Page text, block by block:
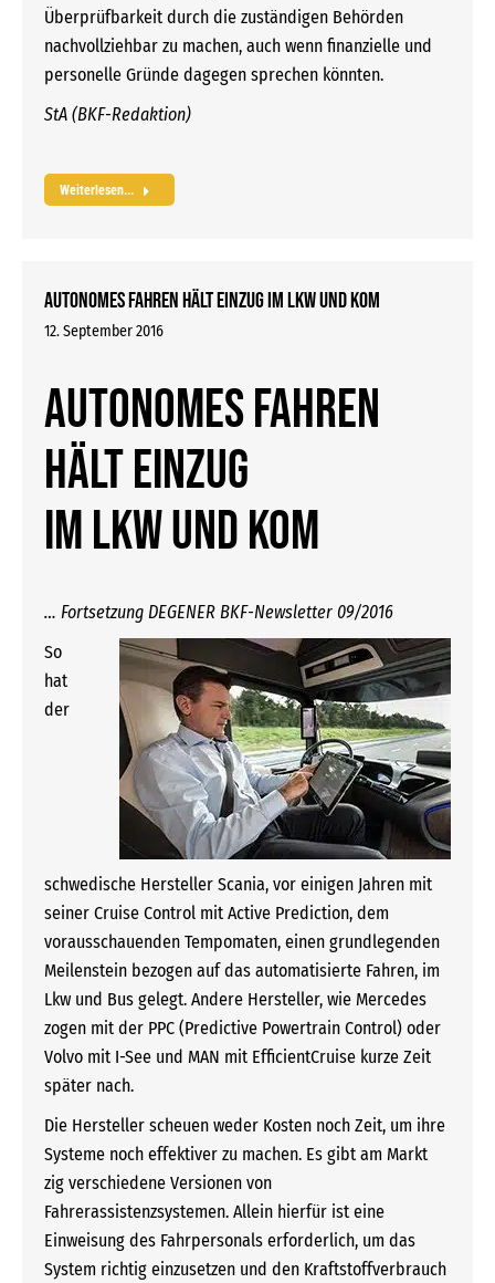
Überprüfbarkeit durch die zuständigen Behörden
nachvollziehbar zu machen, auch wenn finanzielle und
personelle Gründe dagegen sprechen könnten.
StA (BKF-Redaktion)
Weiterlesen...
Autonomes Fahren hält Einzug im LKW und KOM
12. September 2016
Autonomes Fahren
hält Einzug
im LKW und KOM
… Fortsetzung DEGENER BKF-Newsletter 09/2016
So
hat
der
schwedische Hersteller Scania, vor einigen Jahren mit
seiner Cruise Control mit Active Prediction, dem
vorausschauenden Tempomaten, einen grundlegenden
Meilenstein bezogen auf das automatisierte Fahren, im
Lkw und Bus gelegt. Andere Hersteller, wie Mercedes
zogen mit der PPC (Predictive Powertrain Control) oder
Volvo mit I-See und MAN mit EfficientCruise kurze Zeit
später nach.
Die Hersteller scheuen weder Kosten noch Zeit, um ihre
Systeme noch effektiver zu machen. Es gibt am Markt
zig verschiedene Versionen von
Fahrerassistenzsystemen. Allein hierfür ist eine
Einweisung des Fahrpersonals erforderlich, um das
System richtig einzusetzen und den Kraftstoffverbrauch